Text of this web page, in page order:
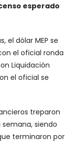
esperado
el dólar MEP se
el oficial ronda
Liquidación
el oficial se
treparon
siendo
terminaron por